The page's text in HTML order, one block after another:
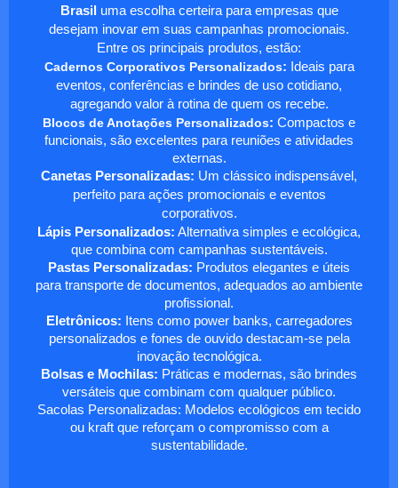
Brasil uma escolha certeira para empresas que
desejam inovar em suas campanhas promocionais.
Entre os principais produtos, estão:
Cadernos Corporativos Personalizados: Ideais para
eventos, conferências e brindes de uso cotidiano,
agregando valor à rotina de quem os recebe.
Blocos de Anotações Personalizados: Compactos e
funcionais, são excelentes para reuniões e atividades
externas.
Canetas Personalizadas: Um clássico indispensável,
perfeito para ações promocionais e eventos
corporativos.
Lápis Personalizados: Alternativa simples e ecológica,
que combina com campanhas sustentáveis.
Pastas Personalizadas: Produtos elegantes e úteis
para transporte de documentos, adequados ao ambiente
profissional.
Eletrônicos: Itens como power banks, carregadores
personalizados e fones de ouvido destacam-se pela
inovação tecnológica.
Bolsas e Mochilas: Práticas e modernas, são brindes
versáteis que combinam com qualquer público.
Sacolas Personalizadas: Modelos ecológicos em tecido
ou kraft que reforçam o compromisso com a
sustentabilidade.